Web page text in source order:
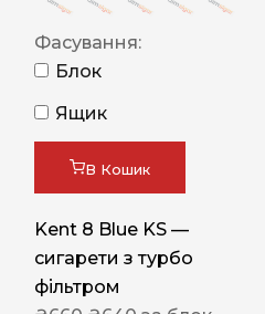
Фасування:
Блок
Ящик
В Кошик
Kent 8 Blue KS —
сигарети з турбо
фільтром